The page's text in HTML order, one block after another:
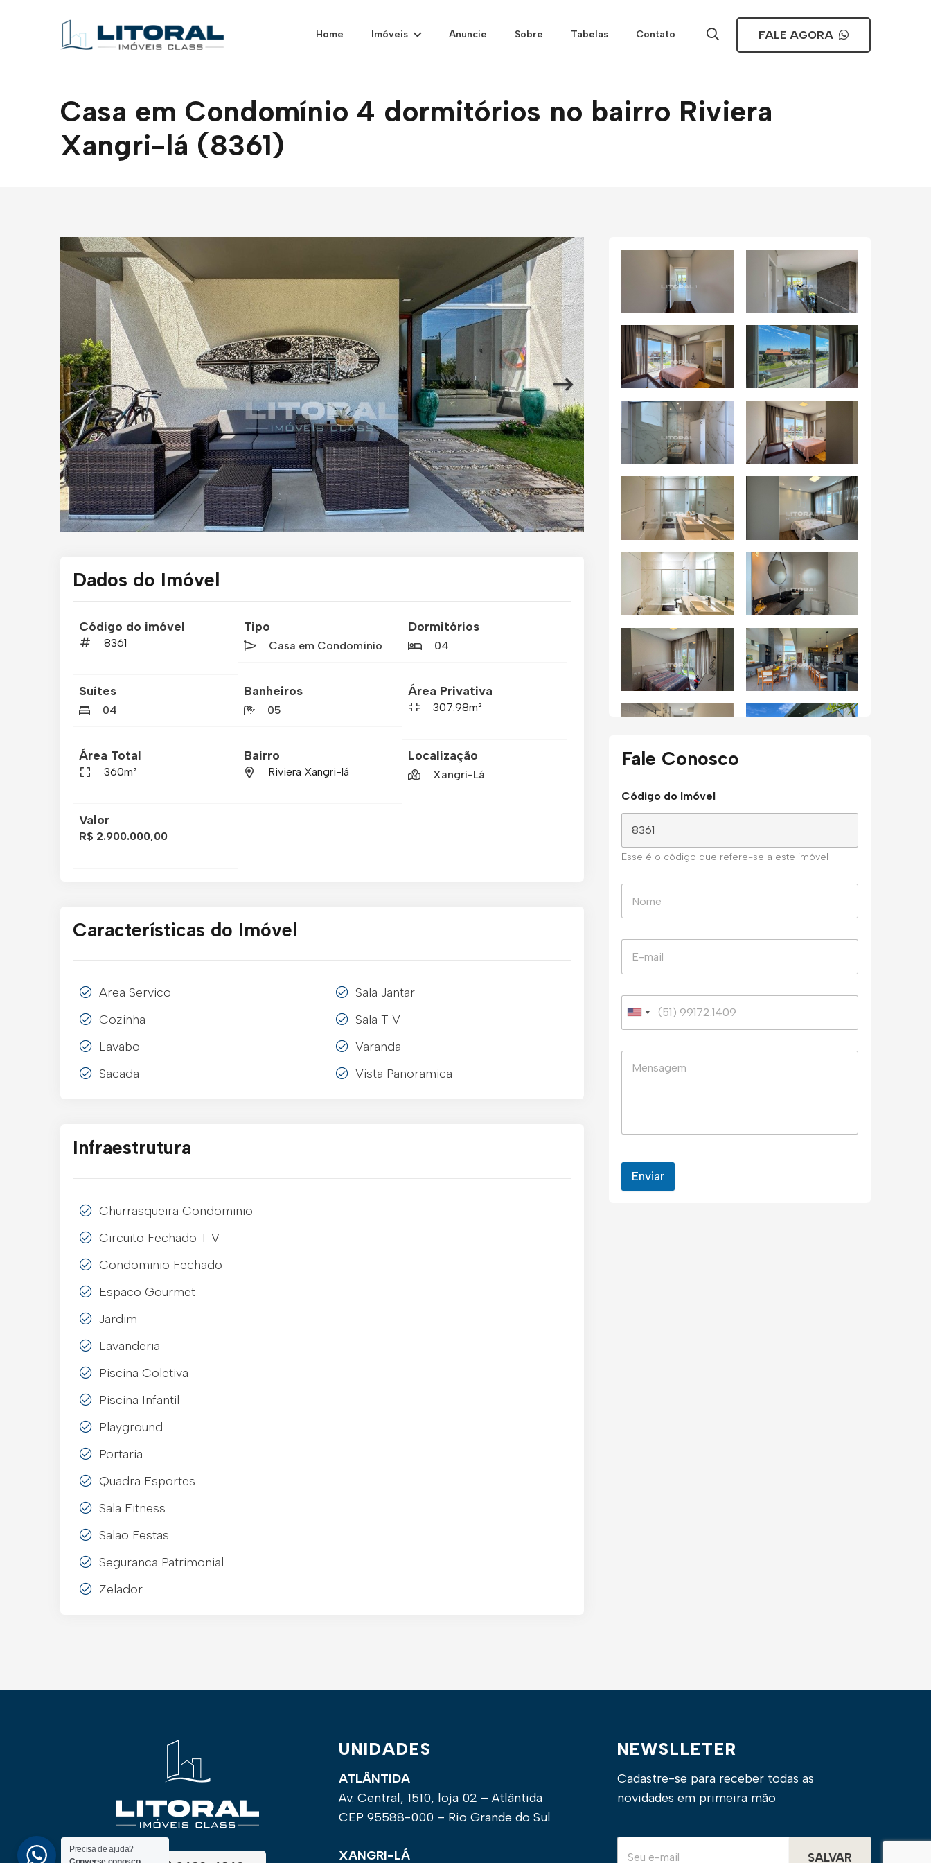
Home Imóveis Anuncie Sobre Tabelas Contato FALE AGORA
Casa em Condomínio 4 dormitórios no bairro Riviera
Xangri-lá (8361)
Dados do Imóvel
Código do imóvel
8361
Tipo
Casa em Condomínio
Dormitórios
04
Suítes
04
Banheiros
05
Área Privativa
307.98m²
Área Total
360m²
Bairro
Riviera Xangri-lá
Localização
Xangri-Lá
Valor
R$ 2.900.000,00
Características do Imóvel
Area Servico
Cozinha
Lavabo
Sacada
Sala Jantar
Sala T V
Varanda
Vista Panoramica
Infraestrutura
Churrasqueira Condominio
Circuito Fechado T V
Condominio Fechado
Espaco Gourmet
Jardim
Lavanderia
Piscina Coletiva
Piscina Infantil
Playground
Portaria
Quadra Esportes
Sala Fitness
Salao Festas
Seguranca Patrimonial
Zelador
Fale Conosco
Código do Imóvel
Esse é o código que refere-se a este imóvel
Enviar
UNIDADES
ATLÂNTIDA
Av. Central, 1510, loja 02 – Atlântida
CEP 95588-000 – Rio Grande do Sul
XANGRI-LÁ
NEWSLLETER
Cadastre-se para receber todas as
novidades em primeira mão
SALVAR
Precisa de ajuda?